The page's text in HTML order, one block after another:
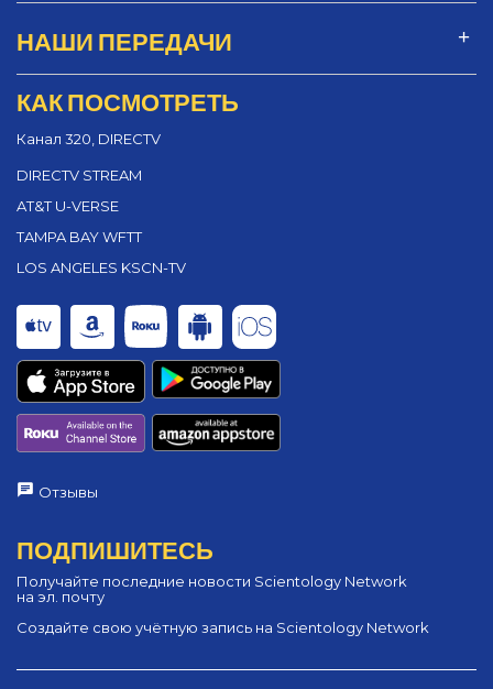
НАШИ ПЕРЕДАЧИ
КАК ПОСМОТРЕТЬ
Канал 320, DIRECTV
DIRECTV STREAM
AT&T U-VERSE
TAMPA BAY WFTT
LOS ANGELES KSCN-TV
Отзывы
ПОДПИШИТЕСЬ
Получайте последние новости Scientology Network
на эл. почту
Создайте свою учётную запись на Scientology Network